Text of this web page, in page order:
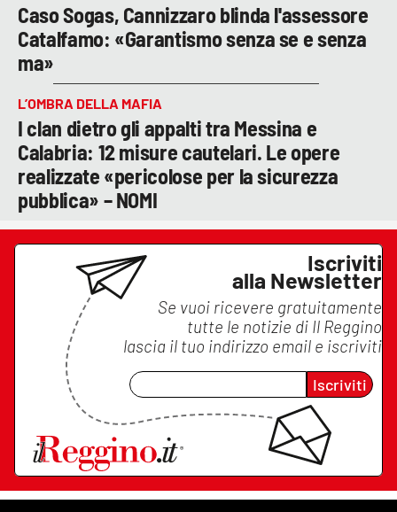
Caso Sogas, Cannizzaro blinda l'assessore
Catalfamo: «Garantismo senza se e senza
ma»
L’OMBRA DELLA MAFIA
I clan dietro gli appalti tra Messina e
Calabria: 12 misure cautelari. Le opere
realizzate «pericolose per la sicurezza
pubblica» – NOMI
Iscriviti
alla Newsletter
Se vuoi ricevere gratuitamente
tutte le notizie di Il Reggino
lascia il tuo indirizzo email e iscriviti
Iscriviti